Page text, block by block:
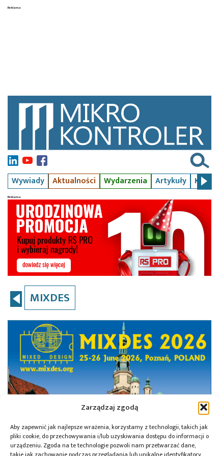
Zarządzaj zgodą
Aby zapewnić jak najlepsze wrażenia, korzystamy z technologii, takich jak
pliki cookie, do przechowywania i/lub uzyskiwania dostępu do informacji o
urządzeniu. Zgoda na te technologie pozwoli nam przetwarzać dane,
Wywiady Aktualności Wydarzenia Artykuły Kursy
MIXDES